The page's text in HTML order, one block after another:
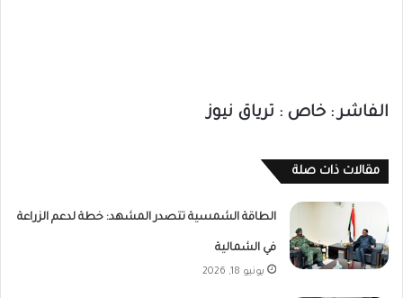
الفاشر : خاص : ترياق نيوز
مقالات ذات صلة
الطاقة الشمسية تتصدر المشهد: خطة لدعم الزراعة
في الشمالية
يونيو 18, 2026